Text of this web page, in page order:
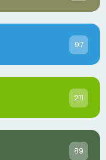
97
211
89